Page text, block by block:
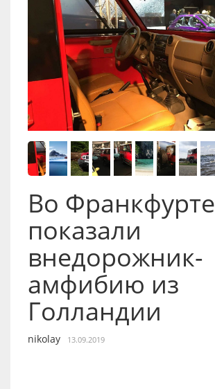
Во Франкфурте
показали
внедорожник-
амфибию из
Голландии
nikolay 13.09.2019